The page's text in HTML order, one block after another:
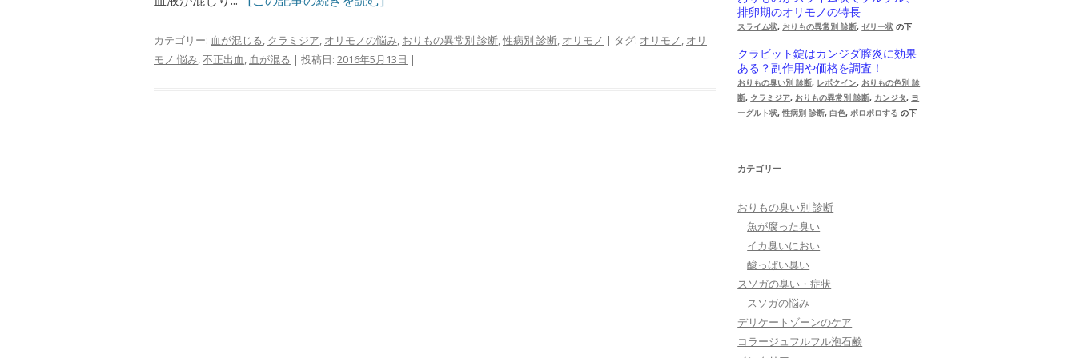
カテゴリー: 血が混じる, クラミジア, オリモノの悩み, おりもの異常別 診断,性病別 診断, オリモノ | タグ: オリモノ, オリ
モノ 悩み,不正出血, 血が混る | 投稿日: 2016年5月13日 |
排卵期のオリモノの特長
スライム状,おりもの異常別 診断,ゼリー状 の下
クラビット錠はカンジダ膣炎に効果
ある？副作用や価格を調査！
おりもの臭い別 診断, レボクイン,おりもの色別 診
断, クラミジア,おりもの異常別 診断, カンジタ, ヨ
ーグルト状,性病別 診断,白色,ポロポロする の下
カテゴリー
おりもの臭い別 診断
魚が腐った臭い
イカ臭いにおい
酸っぱい臭い
スソガの臭い・症状
スソガの悩み
デリケートゾーンのケア
コラージュフルフル泡石鹸